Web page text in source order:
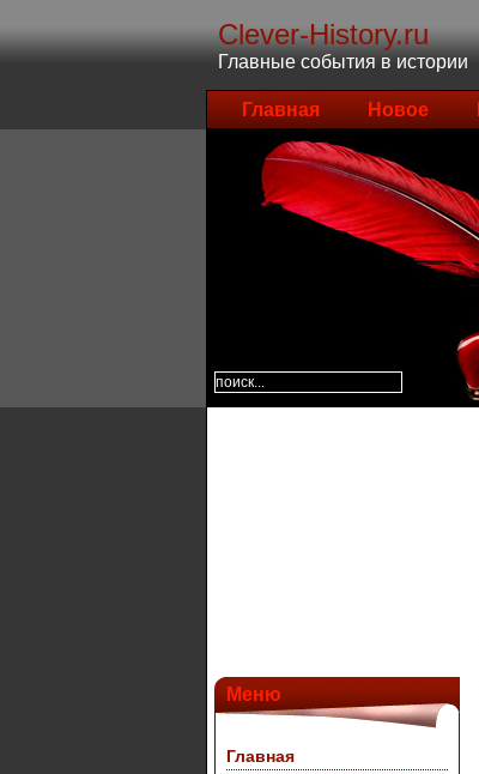
Clever-History.ru
Главные события в истории
Главная Новое
Меню
Главная